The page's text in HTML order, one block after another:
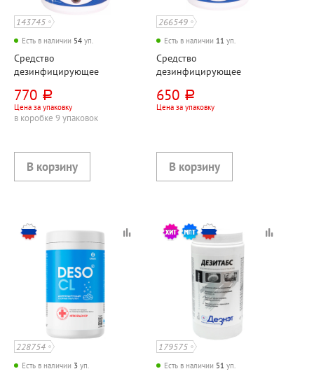
143745
Есть в наличии 54 уп.
Средство
дезинфицирующее
Оргсинтез Ока, 1кг, пластик.
банка, порошок
770 руб.
Цена за упаковку
в коробке 9 упаковок
266549
Есть в наличии 11 уп.
Средство
дезинфицирующее
Оргсинтез Ока, 800г,
пластик. банка, порошок
650 руб.
Цена за упаковку
228754
Есть в наличии 3 уп.
179575
Есть в наличии 51 уп.